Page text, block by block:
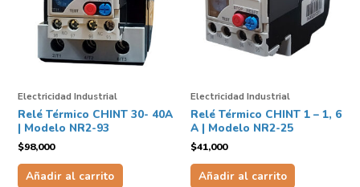
Electricidad Industrial
Relé Térmico CHINT 30- 40A
| Modelo NR2-93
$98,000
Añadir al carrito
Electricidad Industrial
Relé Térmico CHINT 1 – 1, 6
A | Modelo NR2-25
$41,000
Añadir al carrito